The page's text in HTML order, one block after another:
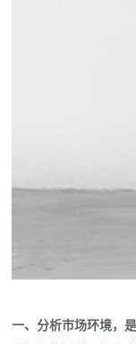
一、分析市场环境，